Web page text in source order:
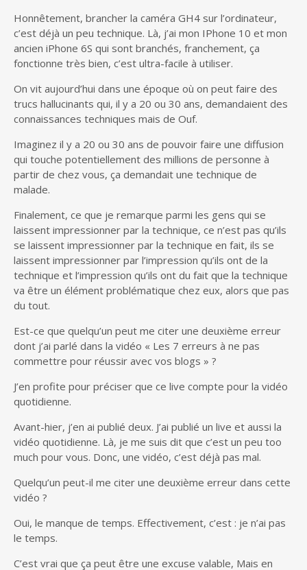
Honnêtement, brancher la caméra GH4 sur l’ordinateur,
c’est déjà un peu technique. Là, j’ai mon IPhone 10 et mon
ancien iPhone 6S qui sont branchés, franchement, ça
fonctionne très bien, c’est ultra-facile à utiliser.
On vit aujourd’hui dans une époque où on peut faire des
trucs hallucinants qui, il y a 20 ou 30 ans, demandaient des
connaissances techniques mais de Ouf.
Imaginez il y a 20 ou 30 ans de pouvoir faire une diffusion
qui touche potentiellement des millions de personne à
partir de chez vous, ça demandait une technique de
malade.
Finalement, ce que je remarque parmi les gens qui se
laissent impressionner par la technique, ce n’est pas qu’ils
se laissent impressionner par la technique en fait, ils se
laissent impressionner par l’impression qu’ils ont de la
technique et l’impression qu’ils ont du fait que la technique
va être un élément problématique chez eux, alors que pas
du tout.
Est-ce que quelqu’un peut me citer une deuxième erreur
dont j’ai parlé dans la vidéo « Les 7 erreurs à ne pas
commettre pour réussir avec vos blogs » ?
J’en profite pour préciser que ce live compte pour la vidéo
quotidienne.
Avant-hier, j’en ai publié deux. J’ai publié un live et aussi la
vidéo quotidienne. Là, je me suis dit que c’est un peu too
much pour vous. Donc, une vidéo, c’est déjà pas mal.
Quelqu’un peut-il me citer une deuxième erreur dans cette
vidéo ?
Oui, le manque de temps. Effectivement, c’est : je n’ai pas
le temps.
C’est vrai que ça peut être une excuse valable, Mais en